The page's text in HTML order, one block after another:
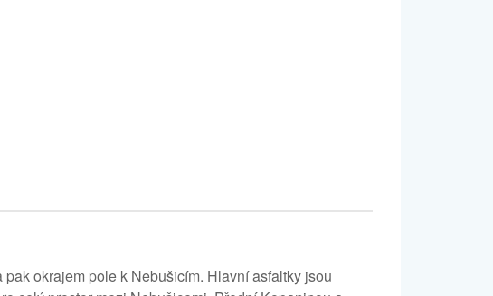
okrajem pole k Nebušicím. Hlavní asfaltky jsou